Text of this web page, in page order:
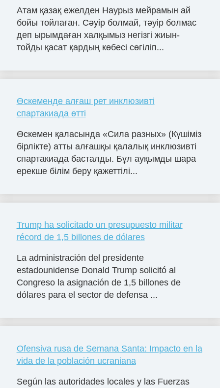
Атам қазақ ежелден Наурыз мейрамын ай
бойы тойлаған. Сәуір болмай, тәуір болмас
деп ырымдаған халқымыз негізгі жиын-
тойды қасат қардың көбесі сөгіліп...
Өскеменде алғаш рет инклюзивті
спартакиада өтті
Өскемен қаласында «Сила разных» (Күшіміз
бірлікте) атты алғашқы қалалық инклюзивті
спартакиада басталды. Бұл ауқымды шара
ерекше білім беру қажеттілі...
Trump ha solicitado un presupuesto militar
récord de 1,5 billones de dólares
La administración del presidente
estadounidense Donald Trump solicitó al
Congreso la asignación de 1,5 billones de
dólares para el sector de defensa ...
Ofensiva rusa de Semana Santa: Impacto en la
vida de la población ucraniana
Según las autoridades locales y las Fuerzas